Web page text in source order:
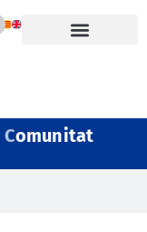
Comunitat